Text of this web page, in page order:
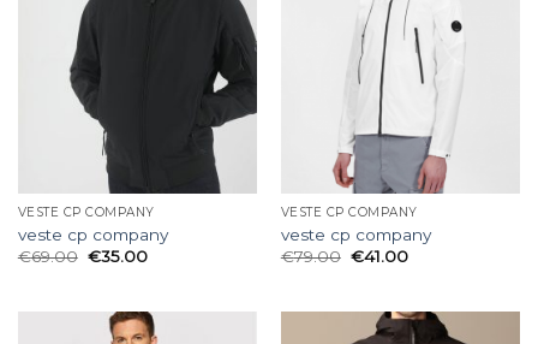
VESTE CP COMPANY
veste cp company
€69.00 €35.00
VESTE CP COMPANY
veste cp company
€79.00 €41.00